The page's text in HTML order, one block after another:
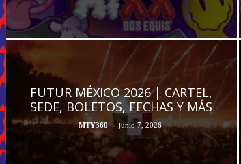
FUTUR MÉXICO 2026 | CARTEL,
SEDE, BOLETOS, FECHAS Y MÁS
MTY360 - junio 7, 2026